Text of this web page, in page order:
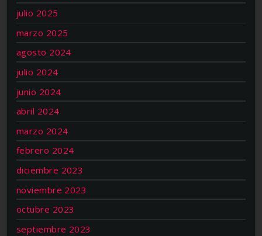
julio 2025
marzo 2025
agosto 2024
julio 2024
junio 2024
abril 2024
marzo 2024
febrero 2024
diciembre 2023
noviembre 2023
octubre 2023
septiembre 2023